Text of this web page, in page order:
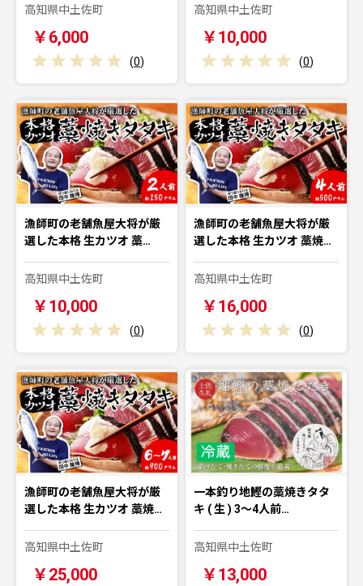
高知県中土佐町
￥6,000
(0)
高知県中土佐町
￥10,000
(0)
漁師町の老舗魚屋大将が厳
選した本格 生カツオ 藁…
高知県中土佐町
￥10,000
(0)
漁師町の老舗魚屋大将が厳
選した本格 生カツオ 藁焼…
高知県中土佐町
￥16,000
(0)
漁師町の老舗魚屋大将が厳
選した本格 生カツオ 藁焼…
高知県中土佐町
￥25,000
一本釣り地鰹の藁焼きタタ
キ ( 生 ) 3〜4人前…
高知県中土佐町
￥13,000